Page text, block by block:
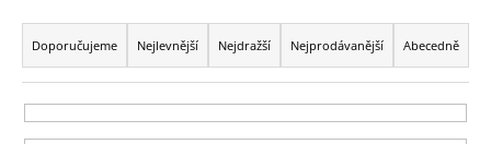
Ř
a
z
e
n
Doporučujeme Nejlevnější Nejdražší Nejprodávanější Abecedně
HLEDAT